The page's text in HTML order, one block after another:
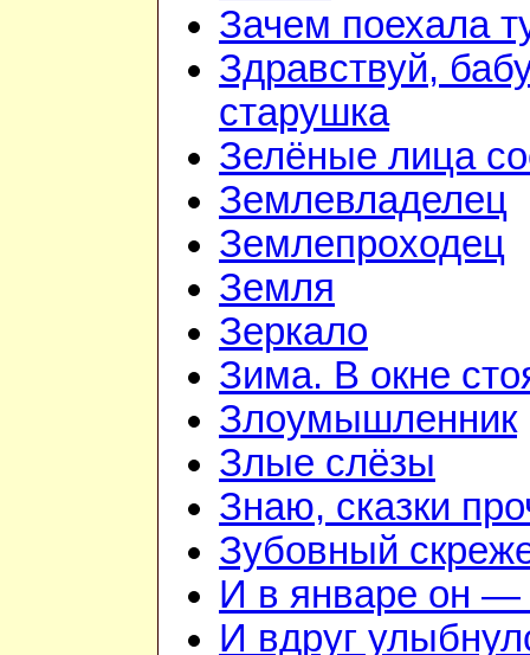
Зачем поехала
Здравствуй,
старушка
Зелёные лица
Землевладелец
Землепроходец
Земля
Зеркало
Зима. В окне
Злоумышленник
Злые слёзы
Знаю, сказки
Зубовный
И в январе он —
И вдруг